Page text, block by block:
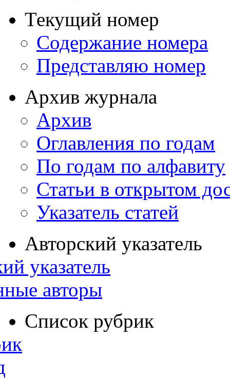
Текущий номер
Содержание номера
Представляю номер
Архив журнала
Архив
Оглавления по годам
По годам по алфавиту
Статьи в открытом
Указатель статей
Авторский указатель
указатель
авторы
Список рубрик